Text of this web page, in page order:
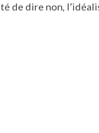
de dire non,